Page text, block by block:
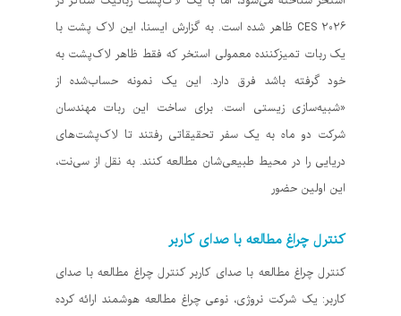
CES 2026 ظاهر شده است. به گزارش ایسنا، این لاک پشت با
یک ربات تمیزکننده معمولی استخر که فقط ظاهر لاک‌پشت به
خود گرفته باشد فرق دارد. این یک نمونه حساب‌شده از
«شبیه‌سازی زیستی است. برای ساخت این ربات مهندسان
شرکت دو ماه به یک سفر تحقیقاتی رفتند تا لاک‌پشت‌های
دریایی را در محیط طبیعی‌شان مطالعه کنند. به نقل از سی‌نت،
این اولین حضور
کنترل چراغ مطالعه‌ با صدای کاربر
کنترل چراغ مطالعه‌ با صدای کاربر کنترل چراغ مطالعه‌ با صدای
کاربر: یک شرکت نروژی، نوعی چراغ مطالعه هوشمند ارائه کرده